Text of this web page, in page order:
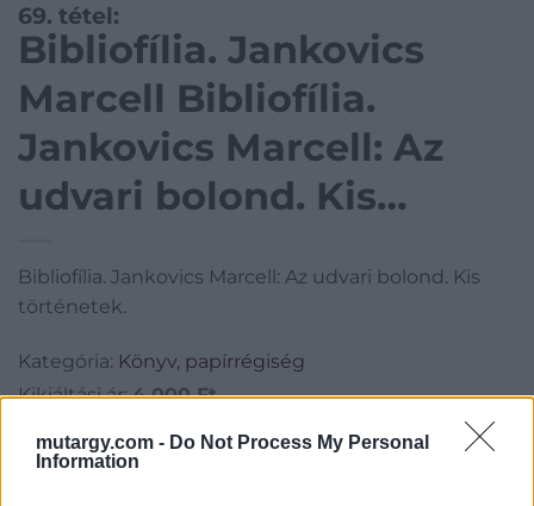
mutargy.com - Do Not Process My Personal
Information
69. tétel:
Bibliofília. Jankovics
Marcell Bibliofília.
Jankovics Marcell: Az
udvari bolond. Kis
Bibliofília. Jankovics Marcell: Az udvari bolond. Kis
történetek.
Kategória: Könyv, papírrégiség
Kikiáltási ár:4 000Ft
Aukció adatai